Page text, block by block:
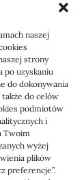
naszej
strony
po uzyskaniu
do dokonywania
do celów
podmiotów
i
Twoim
wyżej
plików
preferencje”.